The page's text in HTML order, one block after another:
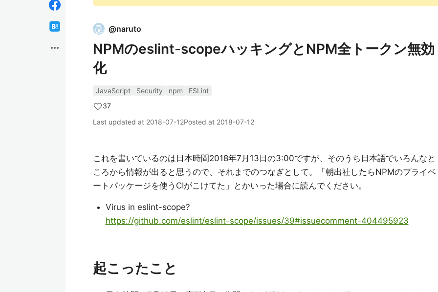
more_horiz
@naruto
NPMのeslint-scopeハッキングとNPM全トークン無効
化
JavaScript Security npm
ESLint
37
Last updated at 2018-07-12Posted at 2018-07-12
これを書いているのは日本時間2018年7月13日の3:00ですが、そのうち日本語でいろんなと
ころから情報が出ると思うので、それまでのつなぎとして。「朝出社したらNPMのプライベ
ートパッケージを使うCIがこけてた」とかいった場合に読んでください。
Virus in eslint-scope?
https://github.com/eslint/eslint-scope/issues/39#issuecomment-404495923
起こったこと